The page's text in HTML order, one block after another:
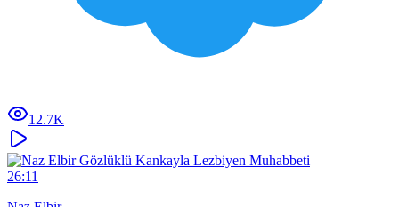
12.7K
26:11